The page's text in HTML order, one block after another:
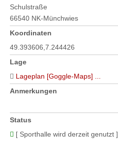
Schulstraße
66540 NK-Münchwies
Koordinaten
49.393606,7.244426
Lage
Lageplan [Goggle-Maps] ...
Anmerkungen
Status
[ Sporthalle wird derzeit genutzt ]